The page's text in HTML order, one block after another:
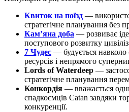
Квиток на поїзд —
стратегічне планування без
Кам’яна доба — розвиває
поступового розвитку
7 Чудес — будується
ресурсів і непрямого
Lords of Waterdeep —
стратегічне планування
Конкордія — вважається
спадкоємців Catan завдяки
конкуренції.